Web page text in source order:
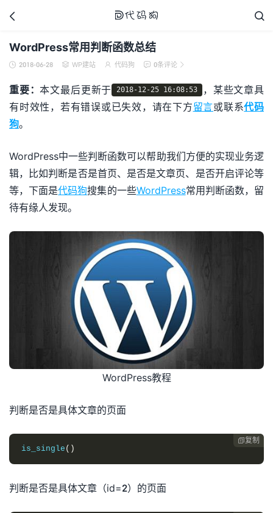

代码狗
 
WordPress常用判断函数总结
 2018-06-28  WP建站  代码狗  0条评论 
重要：本文最后更新于 2018-12-25 16:08:53
，某些文章具
有时效性，若有错误或已失效，请在下方留言或联系代码
狗。
WordPress中一些判断函数可以帮助我们方便的实现业务逻
辑，比如判断是否是首页、是否是文章页、是否开启评论等
等，下面是代码狗搜集的一些WordPress常用判断函数，留
待有缘人发现。
WordPress教程
判断是否是具体文章的页面
复制
is_single ()
判断是否是具体文章（id=2）的页面